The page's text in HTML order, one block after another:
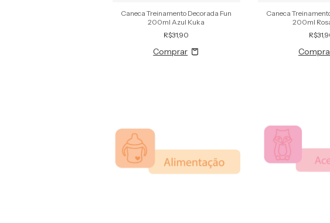
Caneca Treinamento Decorada Fun
200ml Azul Kuka
R$31,90
Caneca
200ml